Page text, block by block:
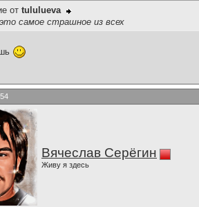
от tululueva
самое страшное из всех
Вячеслав Серёгин
Живу я здесь